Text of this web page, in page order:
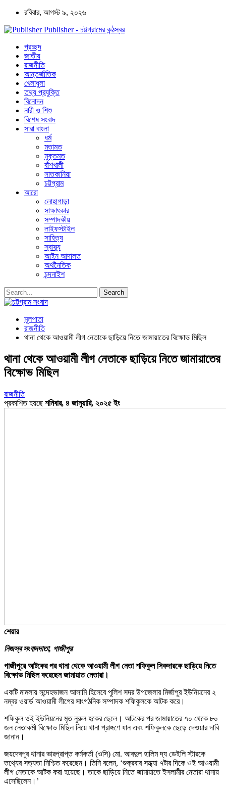
রবিবার, আগস্ট ৯, ২০২৬
Publisher - চট্টগ্রামের কন্ঠস্বর
প্রচ্ছদ
জাতীয়
রাজনীতি
আন্তর্জাতিক
খেলাধুলা
তথ্য প্রযুক্তি
বিনোদন
নারী ও শিশু
বিশেষ সংবাদ
সারা বাংলা
ধর্ম
মতামত
মুক্তমত
বাঁশখালী
সাতকানিয়া
চট্টগ্রাম
আরো
লোহাগাড়া
সাক্ষাৎকার
সম্পাদকীয়
লাইফস্টাইল
সাহিত্য
স্বাস্থ্য
আইন আদালত
অর্থনৈতিক
চন্দনাইশ
মূলপাতা
রাজনীতি
থানা থেকে আওয়ামী লীগ নেতাকে ছাড়িয়ে নিতে জামায়াতের বিক্ষোভ মিছিল
থানা থেকে আওয়ামী লীগ নেতাকে ছাড়িয়ে নিতে জামায়াতের
বিক্ষোভ মিছিল
রাজনীতি
প্রকাশিত হয়ছেশনিবার, ৪ জানুয়ারি, ২০২৫ ইং
শেয়ার
নিজস্ব সংবাদদাতা, গাজীপুর
গাজীপুরে আটকের পর থানা থেকে আওয়ামী লীগ নেতা শফিকুল সিকদারকে ছাড়িয়ে নিতে
বিক্ষোভ মিছিল করেছেন জামায়াত নেতারা।
একটি মামলায় সন্দেহভাজন আসামি হিসেবে পুলিশ সদর উপজেলার মির্জাপুর ইউনিয়নের ২
নম্বর ওয়ার্ড আওয়ামী লীগের সাংগঠনিক সম্পাদক শফিকুলকে আটক করে।
শফিকুল ওই ইউনিয়নের মৃত নুরুল হকের ছেলে। আটকের পর জামায়াতের ৭০ থেকে ৮০
জন নেতাকর্মী বিক্ষোভ মিছিল নিয়ে থানা প্রাঙ্গণে যান এবং শফিকুলকে ছেড়ে দেওয়ার দাবি
জানান।
জয়দেবপুর থানার ভারপ্রাপ্ত কর্মকর্তা (ওসি) মো. আবদুল হালিম দ্য ডেইলি স্টারকে
তথ্যের সত্যতা নিশ্চিত করেছেন। তিনি বলেন, ‘শুক্রবার সন্ধ্যা ৭টার দিকে ওই আওয়ামী
লীগ নেতাকে আটক করা হয়েছে। তাকে ছাড়িয়ে নিতে জামায়াতে ইসলামীর নেতারা থানায়
এসেছিলেন।’